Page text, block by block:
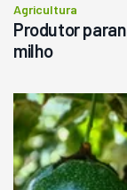
Agricultura
Produtor
milho